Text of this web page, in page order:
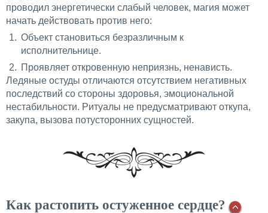
проводил энергетически слабый человек, магия может
начать действовать против него:
Объект становиться безразличным к
исполнительнице.
Проявляет откровенную неприязнь, ненависть.
Ледяные остуды отличаются отсутствием негативных
последствий со стороны здоровья, эмоциональной
нестабильности. Ритуалы не предусматривают откупа,
закупа, вызова потусторонних сущностей.
Как растопить остуженное сердце?